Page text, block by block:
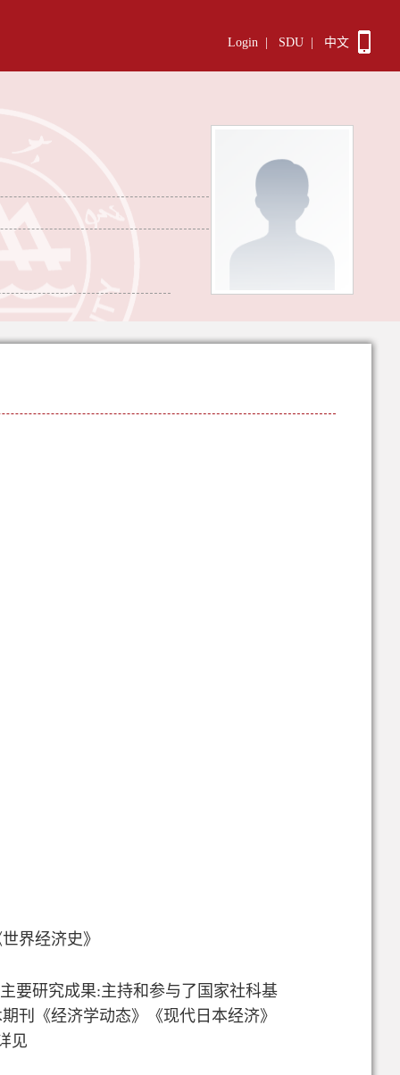
Login SDU 中文
界经济史》
要研究成果:主持和参与了国家社科基
刊《经济学动态》《现代日本经济》
见